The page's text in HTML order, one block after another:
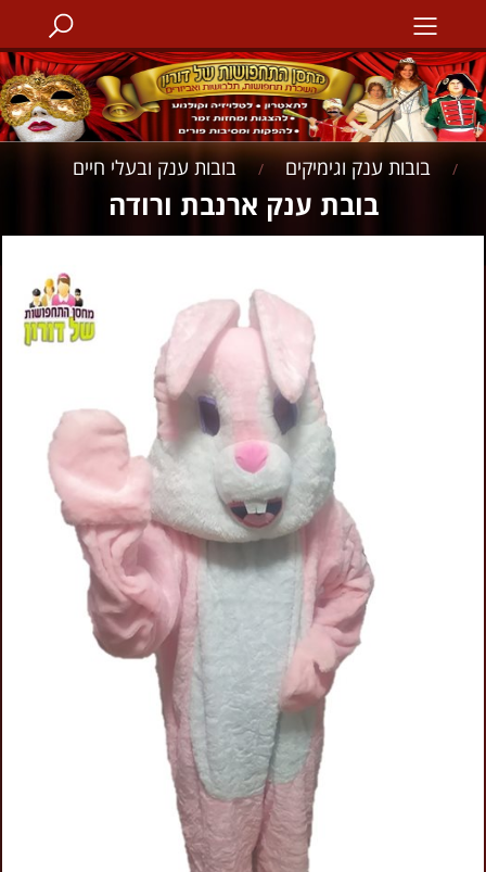
/ בובות ענק וגימיקים / בובות ענק ובעלי חיים
בובת ענק ארנבת ורודה